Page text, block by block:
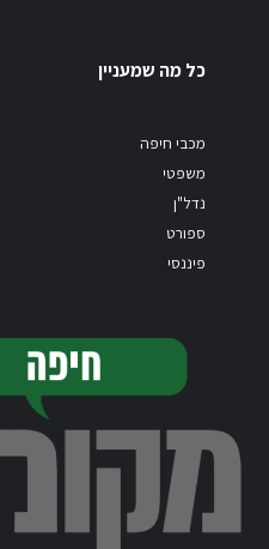
כל מה שמעניין
מכבי חיפה
משפטי
נדל"ן
ספורט
פיננסי